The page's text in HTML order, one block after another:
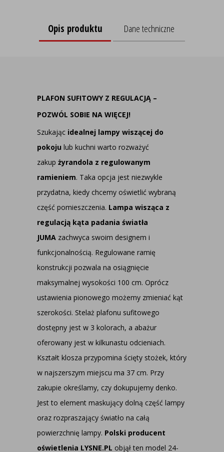
Opis produktu Dane techniczne
PLAFON SUFITOWY Z REGULACJĄ –
POZWÓL SOBIE NA WIĘCEJ!
Szukając idealnej lampy wiszącej do
pokoju lub kuchni warto rozważyć
zakup żyrandola z regulowanym
ramieniem. Taka opcja jest niezwykle
przydatna, kiedy chcemy oświetlić wybraną
część pomieszczenia. Lampa wisząca z
regulacją kąta padania światła
JUMA zachwyca swoim designem i
funkcjonalnością. Regulowane ramię
konstrukcji pozwala na osiągnięcie
maksymalnej wysokości 100 cm. Oprócz
ustawienia pionowego możemy zmieniać kąt
szerokości. Stelaż plafonu sufitowego
dostępny jest w 3 kolorach, a abażur
oferowany jest w kilkunastu odcieniach.
Kształt klosza przypomina ścięty stożek, który
w najszerszym miejscu ma 37 cm. Przy
zakupie określamy, czy dokupujemy denko.
Jest to element maskujący dolną część lampy
oraz rozpraszający światło na całą
powierzchnię lampy. Polski producent
oświetlenia LYSNE.PL objął ten model 24-